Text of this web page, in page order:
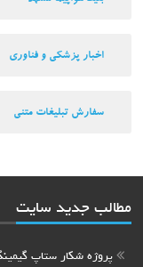
و فناوری
متنی
سایت
ستاپ گیمینگ هوشمندانه